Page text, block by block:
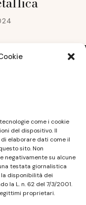
come i cookie
del dispositivo. Il
elaborare dati come il
sito. Non
negativamente su alcune
testata giornalistica
disponibilità dei
la L. n. 62 del 7/3/2001.
proprietari.
aggiornato
dei materiali.
in alcun modo
L. n. 62 del
ai
nomi di prodotti,